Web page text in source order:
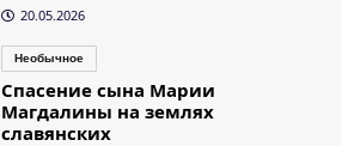
20.05.2026
Необычное
Спасение сына Марии
Магдалины на землях
славянских